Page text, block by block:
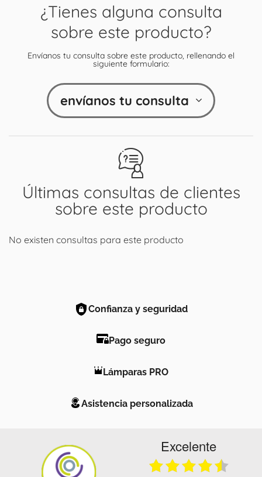
Últimas consultas de clientes
sobre este producto
No existen consultas para este producto
¿Tienes alguna consulta
sobre este producto?
Envíanos tu consulta sobre este producto, rellenando el
siguiente formulario:
envíanos tu consulta
Confianza y seguridad
Pago seguro
Lámparas PRO
Asistencia personalizada
Excelente